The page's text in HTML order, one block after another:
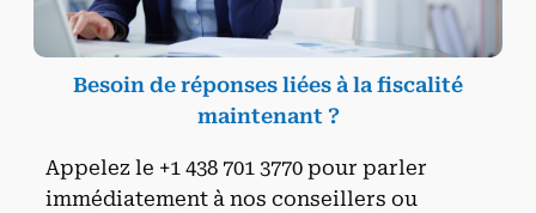
Besoin de réponses liées à la fiscalité
maintenant ?
Appelez le +1 438 701 3770 pour parler
immédiatement à nos conseillers ou